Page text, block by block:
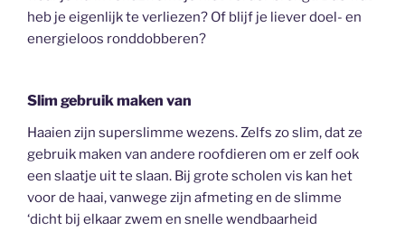
heb je eigenlijk te verliezen? Of blijf je liever doel- en
energieloos ronddobberen?
Slim gebruik maken van
Haaien zijn superslimme wezens. Zelfs zo slim, dat ze
gebruik maken van andere roofdieren om er zelf ook
een slaatje uit te slaan. Bij grote scholen vis kan het
voor de haai, vanwege zijn afmeting en de slimme
‘dicht bij elkaar zwem en snelle wendbaarheid